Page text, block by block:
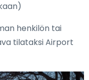
henkilön tai
tilataksi Airport